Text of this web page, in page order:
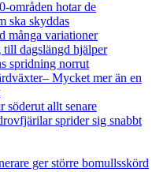
områden hotar de
ska skyddas
många variationer
till dagslängd hjälper
spridning norrut
Mycket mer än en
söderut allt senare
sprider sig snabbt
ger större bomullsskörd